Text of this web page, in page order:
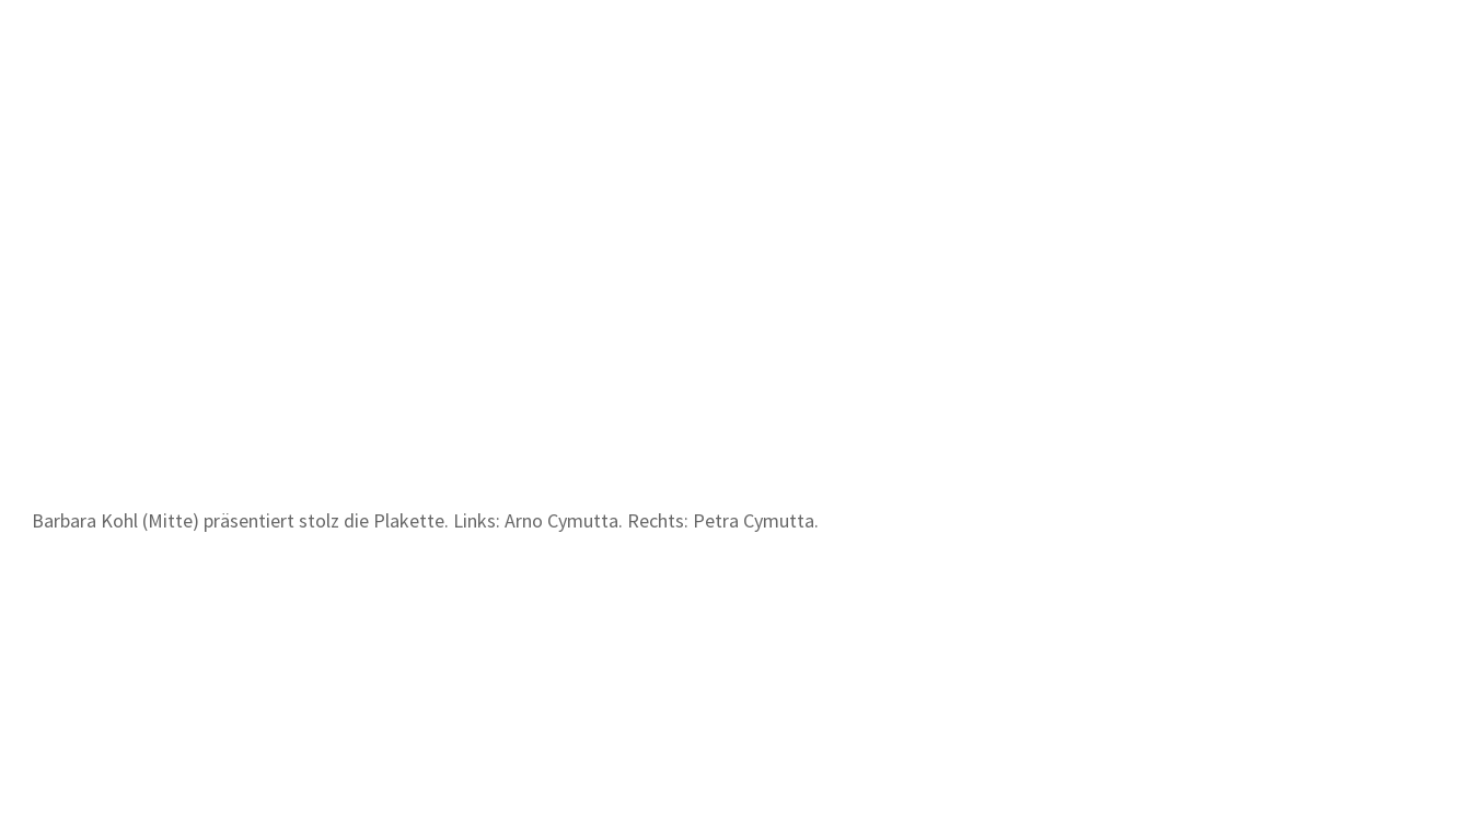
Barbara Kohl (Mitte) präsentiert stolz die Plakette. Links: Arno Cymutta. Rechts: Petra Cymutta.